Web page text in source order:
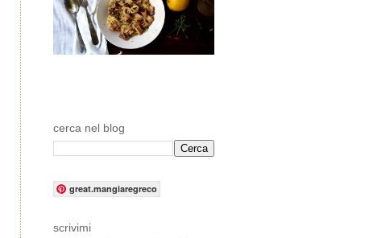
cerca nel blog
great.mangiaregreco
scrivimi